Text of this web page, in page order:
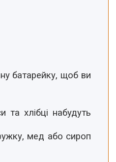
батарейку, щоб ви
та хлібці набудуть
мед або сироп